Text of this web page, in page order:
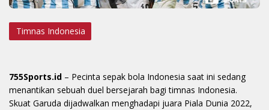
Timnas Indonesia
755Sports.id – Pecinta sepak bola Indonesia saat ini sedang
menantikan sebuah duel bersejarah bagi timnas Indonesia.
Skuat Garuda dijadwalkan menghadapi juara Piala Dunia 2022,